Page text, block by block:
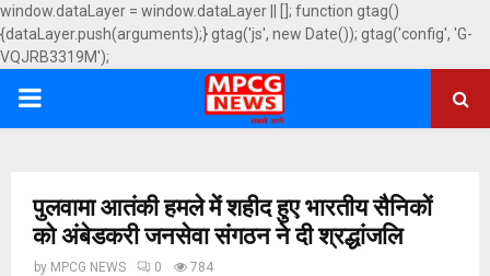
window.dataLayer = window.dataLayer || []; function gtag()
{dataLayer.push(arguments);} gtag('js', new Date()); gtag('config', 'G-
VQJRB3319M');
PRIMARY
पुलवामा आतंकी हमले में शहीद हुए भारतीय सैनिकों
को अंबेडकरी जनसेवा संगठन ने दी श्रद्धांजलि
by MPCG NEWS 0 784